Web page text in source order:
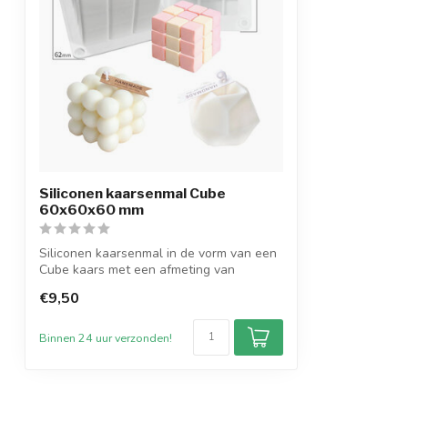
Siliconen kaarsenmal Cube
60x60x60 mm
Siliconen kaarsenmal in de vorm van een
Cube kaars met een afmeting van
€9,50
Binnen 24 uur verzonden!